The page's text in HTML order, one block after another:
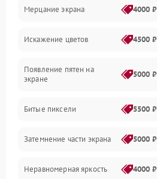
Подсветка и LED-модули
Звук и аудиосистема
Сигнал и приём каналов
Механические повреждения
Программное обеспечение
Мерцание экрана 4000 ₽
Искажение цветов 4500 ₽
Появление пятен на
экране
5000 ₽
Битые пиксели 5500 ₽
Затемнение части экрана 5000 ₽
Неравномерная яркость 4000 ₽